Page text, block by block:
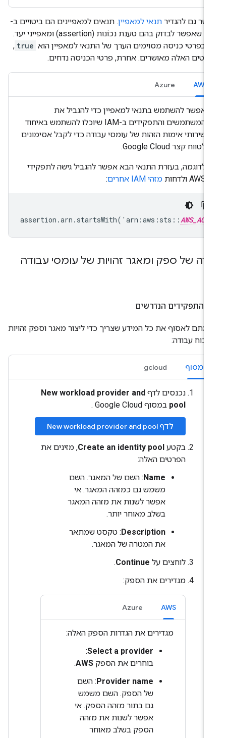
גם להגדירתנאי למאפיין. תנאים למאפיינים הם ביטויים ב-
CEL שאפשר לבדוק בהם טענת נכוֹנוּת (assertion) ומאפייני יעד.
בפרטי כניסה מסוימים הערך של התנאי למאפיין הוא true
,
האלה מאושרים. אחרת, פרטי הכניסה נדחים.
Azure
אפשר להשתמש בתנאי למאפיין כדי להגביל את
המשתמשים והתפקידים ב-IAM שיוכלו להשתמש באיחוד
שירותי אימות הזהות של עומסי עבודה כדי לקבל אסימונים
לטווח קצר Google Cloud.
לדוגמה, בעזרת התנאי הבא אפשר להגביל גישה לתפקידי
AWS ולדחות
מזהי IAM אחרים :
assertion.arn.startsWith('arn:aws:sts::
של ספק ומאגר זהויות של עומסי עבודה
התפקידים הנדרשים
לאסוף את כל המידע שצריך כדי ליצור מאגר וספק זהויות
כוח עבודה:
המסוף gcloud
נכנסים לדףNew workload provider and
poolבמסוף Google Cloud .
לדף New workload provider and pool
בקטעCreate an identity pool, מזינים את
הפרטים האלה:
Name: השם של המאגר. השם
משמש גם כמזהה המאגר. אי
אפשר לשנות את מזהה המאגר
בשלב מאוחר יותר.
Description: טקסט שמתאר
את המטרה של המאגר.
לוחצים עלContinue
.
מגדירים את הספק:
AWS
Azure
מגדירים את הגדרות הספק האלה:
Select a provider
:
בוחרים את הספקAWS
.
Provider name: השם
של הספק. השם משמש
גם בתור מזהה הספק. אי
אפשר לשנות את מזהה
הספק בשלב מאוחר